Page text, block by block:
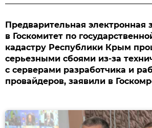
Предварительная электронная
в Госкомитет по
кадастру Республики Крым
серьезными сбоями из-за
с серверами разработчика и
провайдеров, заявили в